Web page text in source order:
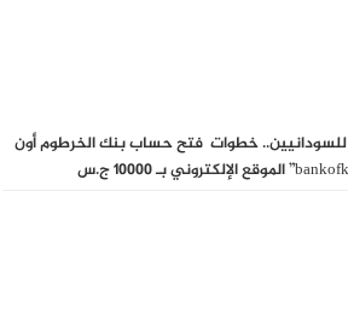
للسودانيين.. خطوات فتح حساب بنك الخرطوم أون